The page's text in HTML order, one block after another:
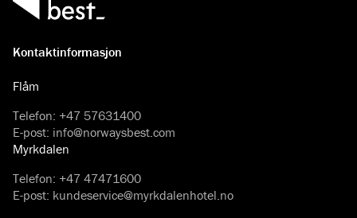
Kontaktinformasjon
Flåm
Telefon: +47 57631400
E-post: info@norwaysbest.com
Myrkdalen
Telefon: +47 47471600
E-post: kundeservice@myrkdalenhotel.no